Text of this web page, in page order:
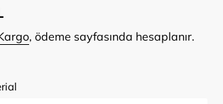
, ödeme sayfasında hesaplanır.